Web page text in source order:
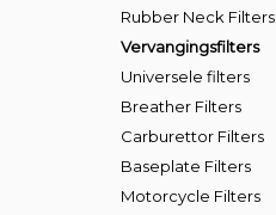
Rubber Neck Filters
Vervangingsfilters
Universele filters
Breather Filters
Carburettor Filters
Baseplate Filters
Motorcycle Filters